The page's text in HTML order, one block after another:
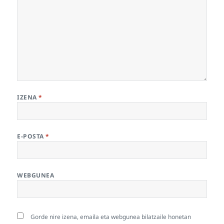
IZENA*
E-POSTA*
WEBGUNEA
Gorde nire izena, emaila eta webgunea bilatzaile honetan